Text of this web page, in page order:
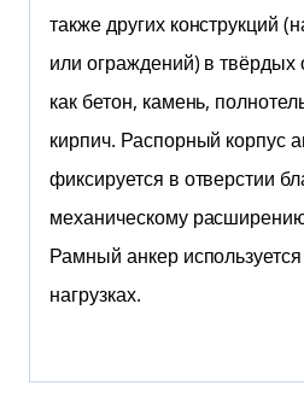
также других конструкций
или ограждений) в твёрдых
как бетон, камень,
кирпич. Распорный корпус
фиксируется в отверстии
механическому
Рамный анкер
нагрузках.